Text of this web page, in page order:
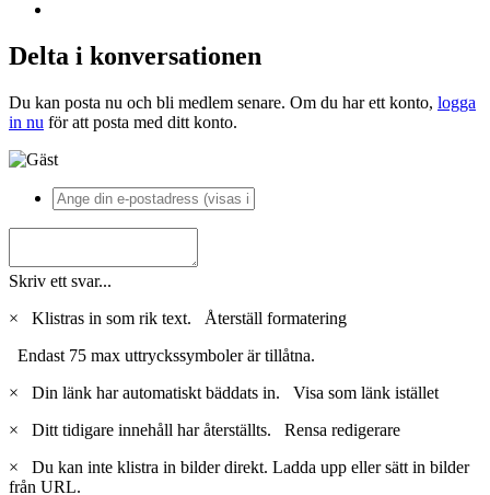
Delta i konversationen
Du kan posta nu och bli medlem senare. Om du har ett konto, logga
in nu för att posta med ditt konto.
Skriv ett svar...
×
Klistras in som rik text. Återställ formatering
Endast 75 max uttryckssymboler är tillåtna.
×
Din länk har automatiskt bäddats in. Visa som länk istället
×
Ditt tidigare innehåll har återställts. Rensa redigerare
×
Du kan inte klistra in bilder direkt. Ladda upp eller sätt in bilder
från URL.